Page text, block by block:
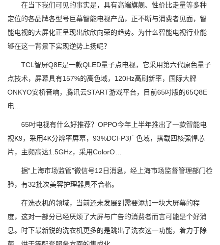
在当下我们可见的事实是，具有高端旗舰、性价比走量等多种
定位的各品牌各型号巨幕智能电视产品，正不断与消费者见面，智
能电视的大屏化正呈现出欣欣向荣的趋势。为什么智能电视行业能
够在这一背景下实现逆势上扬呢？
TCL智屏Q8E是一款QLED量子点电视，它采用第六代原色量子
点技术，屏幕具有157%的高色域，120Hz高刷新率，国际大牌
ONKYO安桥音响，腾讯云START游戏平台，目前65吋版的65Q8E
电…
65吋电视有什么好推荐？OPPO今年上半年推出了一款智能电
视K9，采用4K分辨率屏幕，93%DCI-P3广色域，搭载四核强悍芯
片，主频高达1.5GHz，采用ColorO…
据“上海市场监管”微信号12日消息，经上海市场监督管理部门检
验，有32批次美容护理器具不合格。
在洗衣机的领域，当前还未发展到需要添加一块大屏幕的程
度，这对一部分已经厌烦了大屏与广告的消费者而言可能是个好消
息。时下最新锐的洗衣机更多的是跳出了洗衣这一功能，着力于除